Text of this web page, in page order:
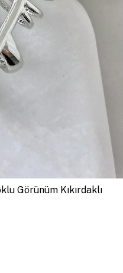
Görünüm Kıkırdaklı